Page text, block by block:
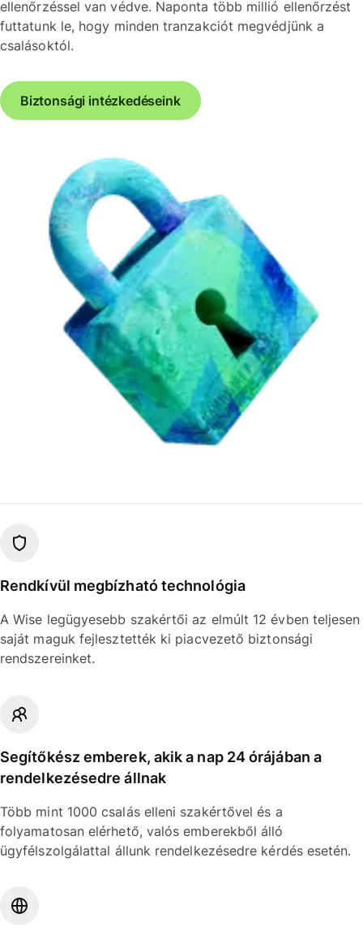
ellenőrzéssel van védve. Naponta több millió ellenőrzést
futtatunk le, hogy minden tranzakciót megvédjünk a
csalásoktól.
Biztonsági intézkedéseink
Rendkívül megbízható technológia
A Wise legügyesebb szakértői az elmúlt 12 évben teljesen
saját maguk fejlesztették ki piacvezető biztonsági
rendszereinket.
Segítőkész emberek, akik a nap 24 órájában a
rendelkezésedre állnak
Több mint 1000 csalás elleni szakértővel és a
folyamatosan elérhető, valós emberekből álló
ügyfélszolgálattal állunk rendelkezésedre kérdés esetén.